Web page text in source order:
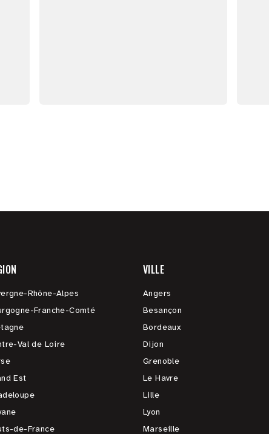
Rhône-Alpes
Franche-Comté
Val de Loire
Est
de-France
VILLE
Angers
Besançon
Bordeaux
Dijon
Grenoble
Le Havre
Lille
Lyon
Marseille